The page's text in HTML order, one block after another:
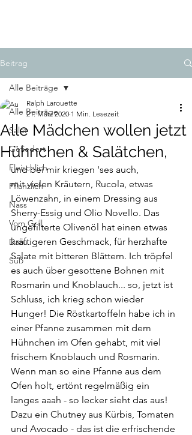
Beitrag
Alle Beiträge
Salat
Gefiedert
Fleischlich
Pflanzlich
Nass
Vom Grill
Dazu
Süß
Alle Beiträge
Alle Mädchen wollen jetzt
Hühnchen & Salätchen,
Ralph Larouette
21. März 2020 1 Min. Lesezeit
und bei mir kriegen 'ses auch,
mit vielen Kräutern, Rucola, etwas
Löwenzahn, in einem Dressing aus
Sherry-Essig und Olio Novello. Das
ungefilterte Olivenöl hat einen etwas
kräftigeren Geschmack, für herzhafte
Salate mit bitteren Blättern. Ich tröpfel
es auch über gesottene Bohnen mit
Rosmarin und Knoblauch... so, jetzt ist
Schluss, ich krieg schon wieder
Hunger! Die Röstkartoffeln habe ich in
einer Pfanne zusammen mit dem
Hühnchen im Ofen gehabt, mit viel
frischem Knoblauch und Rosmarin.
Wenn man so eine Pfanne aus dem
Ofen holt, ertönt regelmäßig ein
langes aaah - so lecker sieht das aus!
Dazu ein Chutney aus Kürbis, Tomaten
und Avocado - das ist die erfrischende